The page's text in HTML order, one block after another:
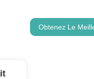
Obtenez Le